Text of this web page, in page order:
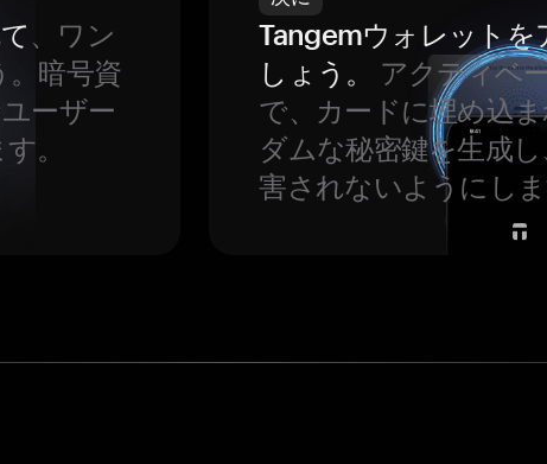
、ワン
。暗号資
ーザー
。
Tangemウォレットを
しょう。
アクティベ
で、カードに埋め込
ダムな秘密鍵を生成
害されないようにし